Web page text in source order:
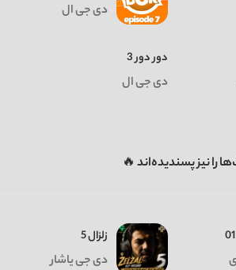
دی جی ال
دور دور 3
دی جی ال
را نیز پسندیده‌اند 🔥
زلزال 5
دی جی یاشار